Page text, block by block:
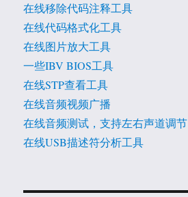
在线移除代码注释工具
在线代码格式化工具
在线图片放大工具
一些IBV BIOS工具
在线STP查看工具
在线音频视频广播
在线音频测试，支持左右声道调节
在线USB描述符分析工具